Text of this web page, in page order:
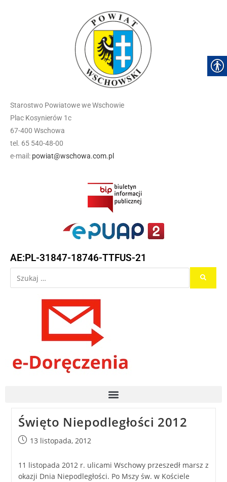
Starostwo Powiatowe we Wschowie
Plac Kosynierów 1c
67-400 Wschowa
tel. 65 540-48-00
e-mail: powiat@wschowa.com.pl
AE:PL-31847-18746-TTFUS-21
Święto Niepodległości 2012
13 listopada, 2012
11 listopada 2012 r. ulicami Wschowy przeszedł marsz z
okazji Dnia Niepodległości. Po Mszy św. w Kościele